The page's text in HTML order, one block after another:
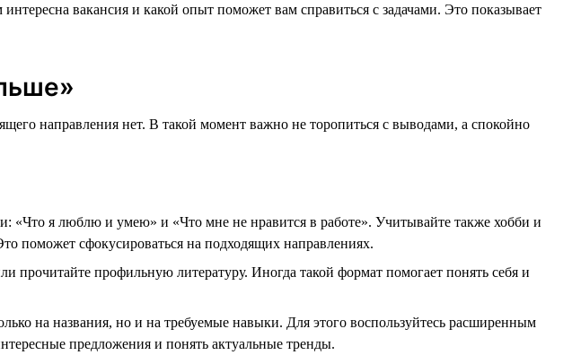
вакансия и какой опыт поможет вам справиться с задачами. Это показывает
направления нет. В такой момент важно не торопиться с выводами, а спокойно
«Что я люблю и умею» и «Что мне не нравится в работе». Учитывайте также хобби и
поможет сфокусироваться на подходящих направлениях.
прочитайте профильную литературу. Иногда такой формат помогает понять себя и
на названия, но и на требуемые навыки. Для этого воспользуйтесь расширенным
предложения и понять актуальные тренды.